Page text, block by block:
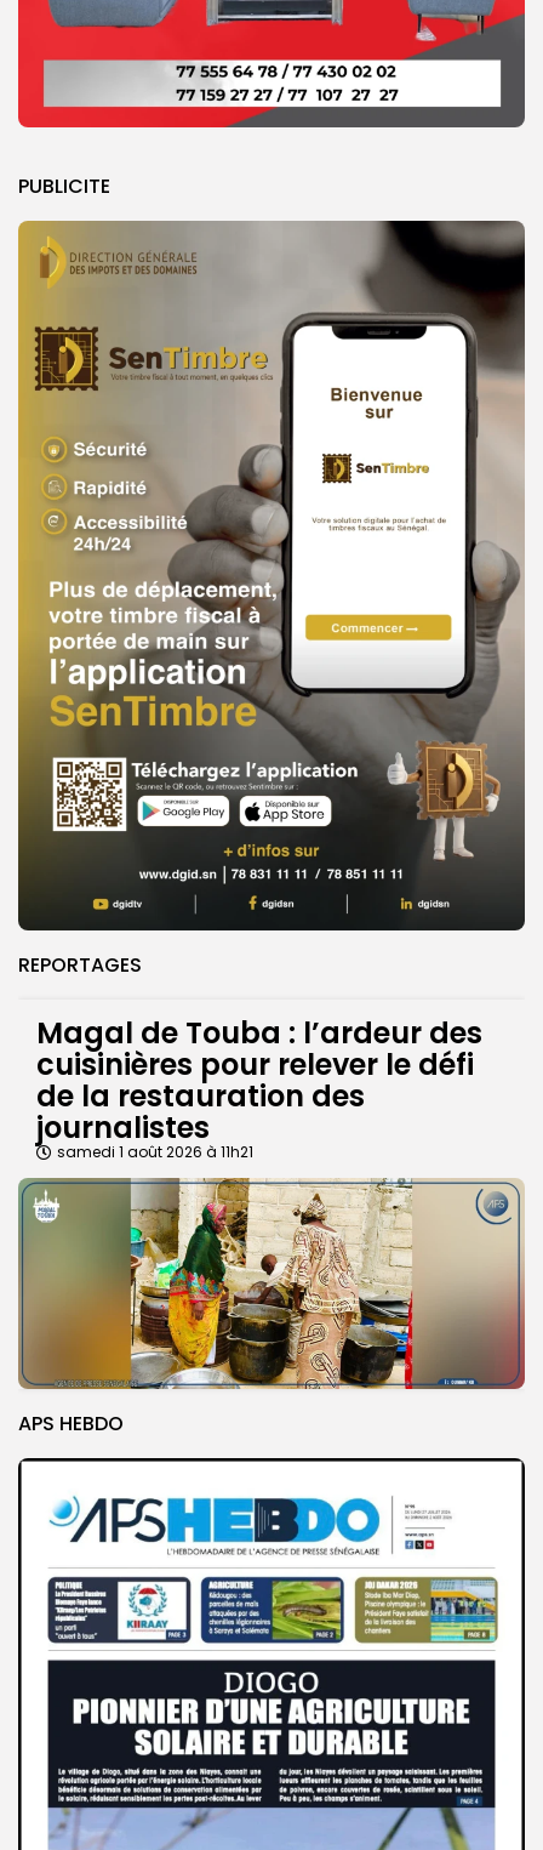
PUBLICITE
REPORTAGES
Magal de Touba : l’ardeur des
cuisinières pour relever le défi
de la restauration des
journalistes
samedi 1 août 2026 à 11h21
APS HEBDO